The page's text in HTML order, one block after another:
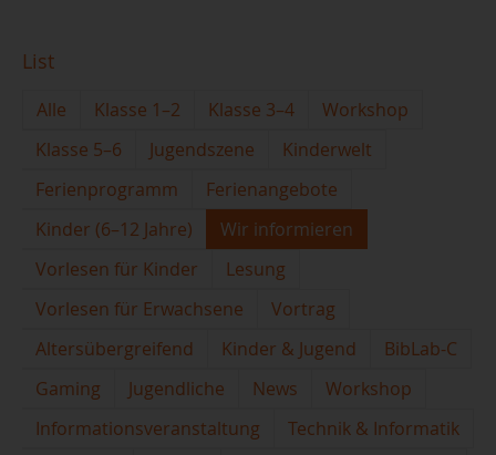
List
Alle Klasse 1–2 Klasse 3–4
Workshop
Klasse 5–6
Jugendszene
Kinderwelt
Ferienprogramm
Ferienangebote
Kinder (6–12 Jahre)
Wir informieren
Vorlesen für Kinder
Lesung
Vorlesen für Erwachsene
Vortrag
Altersübergreifend
Kinder & Jugend
BibLab-C
Gaming
Jugendliche News
Workshop
Informationsveranstaltung
Technik & Informatik